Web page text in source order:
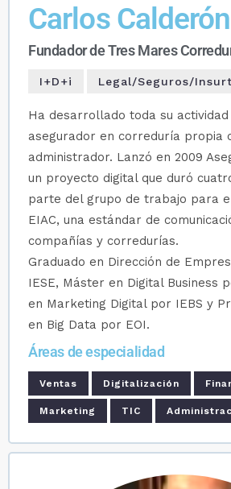
Carlos
Fundador de Tres Mares
I+D+i Legal/Seguros/
Ha desarrollado toda su
asegurador en correduría propia
administrador. Lanzó en 2009
un proyecto digital que duró
parte del grupo de trabajo para
EIAC, una estándar de
compañías y corredurías.
Graduado en Dirección de
IESE, Máster en Digital Business
en Marketing Digital por IEBS y
en Big Data por EOI.
Áreas de especialidad
Ventas Digitalización
Marketing TIC